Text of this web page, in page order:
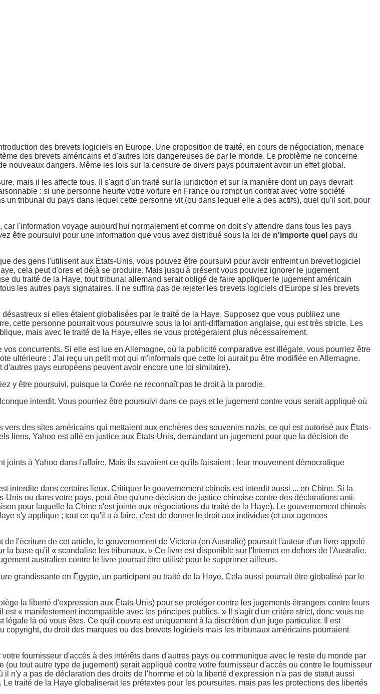
des brevets logiciels en Europe. Une proposition de traité, en cours de négociation, menace
des brevets américains et d'autres lois dangereuses de par le monde. Le problème ne concerne
nouveaux dangers. Même les lois sur la censure de divers pays pourraient avoir un effet global.
mais il les affecte tous. Il s'agit d'un traité sur la juridiction et sur la manière dont un pays devrait
: si une personne heurte votre voiture en France ou rompt un contrat avec votre société
tribunal du pays dans lequel cette personne vit (ou dans lequel elle a des actifs), quel qu'il soit, pour
l'information voyage aujourd'hui normalement et comme on doit s'y attendre dans tous les pays
être poursuivi pour une information que vous avez distribué sous la loi de n'importe quel pays du
des gens l'utilisent aux États-Unis, vous pouvez être poursuivi pour avoir enfreint un brevet logiciel
cela peut d'ores et déjà se produire. Mais jusqu'à présent vous pouviez ignorer le jugement
du traité de la Haye, tout tribunal allemand serait obligé de faire appliquer le jugement américain
les autres pays signataires. Il ne suffira pas de rejeter les brevets logiciels d'Europe si les brevets
si elles étaient globalisées par le traité de la Haye. Supposez que vous publiiez une
cette personne pourrait vous poursuivre sous la loi anti-diffamation anglaise, qui est très stricte. Les
mais avec le traité de la Haye, elles ne vous protégeraient plus nécessairement.
concurrents. Si elle est lue en Allemagne, où la publicité comparative est illégale, vous pourriez être
ultérieure : J'ai reçu un petit mot qui m'informais que cette loi aurait pu être modifiée en Allemagne.
pays européens peuvent avoir encore une loi similaire).
y être poursuivi, puisque la Corée ne reconnaît pas le droit à la parodie.
interdit. Vous pourriez être poursuivi dans ce pays et le jugement contre vous serait appliqué où
des sites américains qui mettaient aux enchères des souvenirs nazis, ce qui est autorisé aux États-
liens, Yahoo est allé en justice aux États-Unis, demandant un jugement pour que la décision de
joints à Yahoo dans l'affaire. Mais ils savaient ce qu'ils faisaient : leur mouvement démocratique
interdite dans certains lieux. Critiquer le gouvernement chinois est interdit aussi ... en Chine. Si la
ou dans votre pays, peut-être qu'une décision de justice chinoise contre des déclarations anti-
pour laquelle la Chine s'est jointe aux négociations du traité de la Haye). Le gouvernement chinois
s'y applique ; tout ce qu'il a à faire, c'est de donner le droit aux individus (et aux agences
l'écriture de cet article, le gouvernement de Victoria (en Australie) poursuit l'auteur d'un livre appelé
base qu'il « scandalise les tribunaux. » Ce livre est disponible sur l'Internet en dehors de l'Australie.
australien contre le livre pourrait être utilisé pour le supprimer ailleurs.
grandissante en Égypte, un participant au traité de la Haye. Cela aussi pourrait être globalisé par le
la liberté d'expression aux États-Unis) pour se protéger contre les jugements étrangers contre leurs
« manifestement incompatible avec les principes publics. » Il s'agit d'un critère strict, donc vous ne
là où vous êtes. Ce qu'il couvre est uniquement à la discrétion d'un juge particulier. Il est
du droit des marques ou des brevets logiciels mais les tribunaux américains pourraient
fournisseur d'accès à des intérêts dans d'autres pays ou communique avec le reste du monde par
tout autre type de jugement) serait appliqué contre votre fournisseur d'accès ou contre le fournisseur
n'y a pas de déclaration des droits de l'homme et où la liberté d'expression n'a pas de statut aussi
traité de la Haye globaliserait les prétextes pour les poursuites, mais pas les protections des libertés